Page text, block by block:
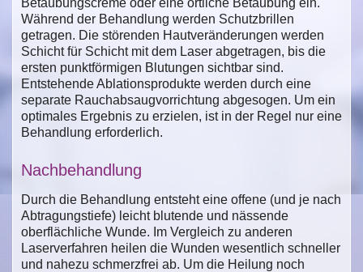
Während der Behandlung werden Schutzbrillen
getragen. Die störenden Hautveränderungen werden
Schicht für Schicht mit dem Laser abgetragen, bis die
ersten punktförmigen Blutungen sichtbar sind.
Entstehende Ablationsprodukte werden durch eine
separate Rauchabsaugvorrichtung abgesogen. Um ein
optimales Ergebnis zu erzielen, ist in der Regel nur eine
Behandlung erforderlich.
Nachbehandlung
Durch die Behandlung entsteht eine offene (und je nach
Abtragungstiefe) leicht blutende und nässende
oberflächliche Wunde. Im Vergleich zu anderen
Laserverfahren heilen die Wunden wesentlich schneller
und nahezu schmerzfrei ab. Um die Heilung noch